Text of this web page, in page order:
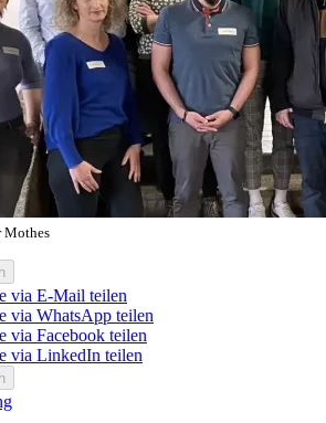
Mothes
via E-Mail teilen
via WhatsApp teilen
via Facebook teilen
via LinkedIn teilen